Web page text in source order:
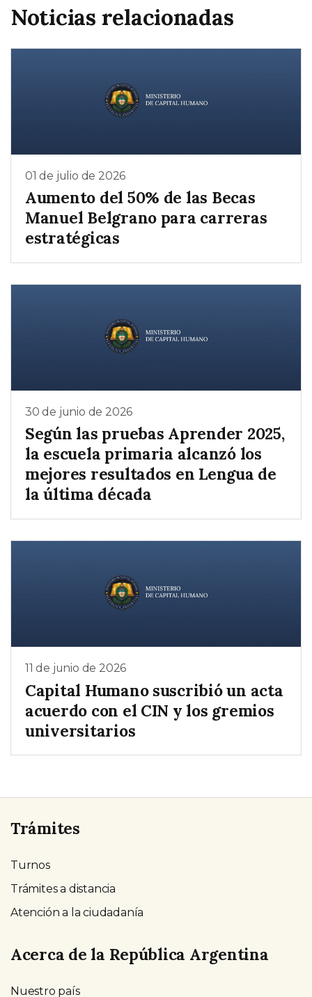
Noticias relacionadas
01 de julio de 2026
Aumento del 50% de las Becas
Manuel Belgrano para carreras
estratégicas
30 de junio de 2026
Según las pruebas Aprender 2025,
la escuela primaria alcanzó los
mejores resultados en Lengua de
la última década
11 de junio de 2026
Capital Humano suscribió un acta
acuerdo con el CIN y los gremios
universitarios
Trámites
Turnos
Trámites a distancia
Atención a la ciudadanía
Acerca de la República Argentina
Nuestro país